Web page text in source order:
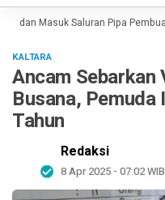
dan Masuk Saluran Pipa
KALTARA
Ancam Sebarkan
Busana, Pemuda
Tahun
Redaksi
8 Apr 2025 - 07:02 WIB